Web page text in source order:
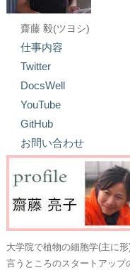
齋藤 毅(ツヨシ)
仕事内容
Twitter
DocsWell
YouTube
GitHub
お問い合わせ
大学院で植物の細胞学(主に
言うところのスタートアップ